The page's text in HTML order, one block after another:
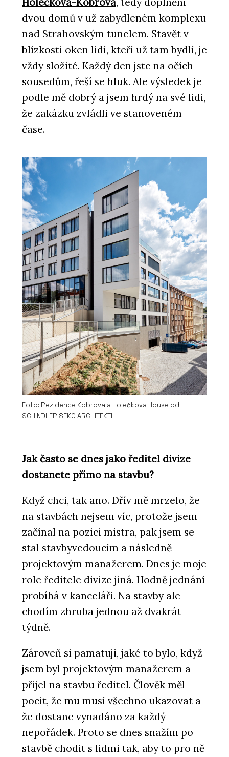
dvou domů v už zabydleném komplexu
nad Strahovským tunelem. Stavět v
blízkosti oken lidí, kteří už tam bydlí, je
vždy složité. Každý den jste na očích
sousedům, řeší se hluk. Ale výsledek je
podle mě dobrý a jsem hrdý na své lidi,
že zakázku zvládli ve stanoveném
čase.
Foto: Rezidence Kobrova a Holečkova House od
SCHINDLER SEKO ARCHITEKTI
Jak často se dnes jako ředitel divize
dostanete přímo na stavbu?
Když chci, tak ano. Dřív mě mrzelo, že
na stavbách nejsem víc, protože jsem
začínal na pozici mistra, pak jsem se
stal stavbyvedoucím a následně
projektovým manažerem. Dnes je moje
role ředitele divize jiná. Hodně jednání
probíhá v kanceláři. Na stavby ale
chodím zhruba jednou až dvakrát
týdně.
Zároveň si pamatuji, jaké to bylo, když
jsem byl projektovým manažerem a
přijel na stavbu ředitel. Člověk měl
pocit, že mu musí všechno ukazovat a
že dostane vynadáno za každý
nepořádek. Proto se dnes snažím po
stavbě chodit s lidmi tak, aby to pro ně